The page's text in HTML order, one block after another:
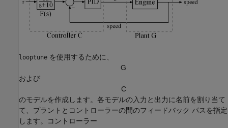
looptune を使用するために、
G
および
C
のモデルを作成します。各モデルの入力と出力に名前を割り当て
て、プラントとコントローラーの間のフィードバック パスを指定
します。コントローラー